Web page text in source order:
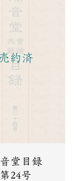
売約済
堂目録
第24号